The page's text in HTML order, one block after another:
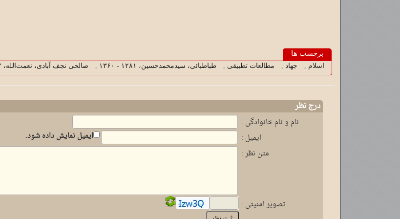
برچسب ها
اسلام جهاد مطالعات تطبیقی طب‍اطب‍ائ‍ی‌، سیدم‍ح‍م‍دح‍س‍ی‍ن‌، ‏‫۱۲۸۱ - ۱۳۶۰ ص‍ال‍ح‍ی‌ ن‍ج‍ف‌ آب‍ادی‌، ن‍ع‍م‍ت‌ال‍ل‍ه‌، ‏‫۱۳۰۲
درج نظر
نام و نام خانوادگی :
ایمیل :
ایمیل نمایش داده شود.
متن نظر :
تصویر امنیتی :